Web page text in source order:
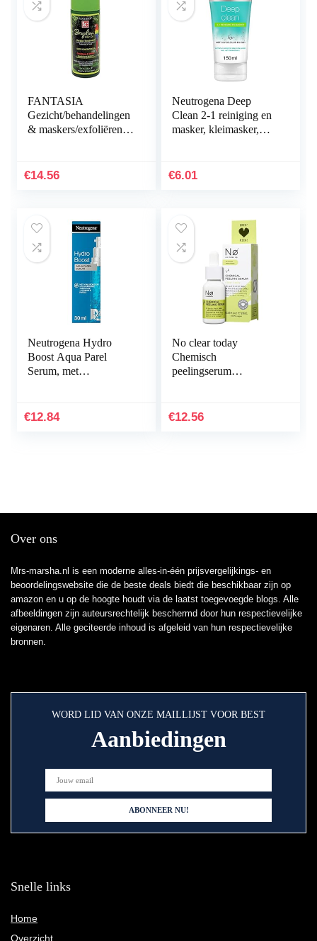
FANTASIA
Gezicht/behandelingen
& maskers/exfoliëren &
€14.56
Neutrogena Deep
Clean 2-1 reiniging en
masker, kleimasker,
gezichtsmasker met…
€6.01
Neutrogena Hydro
Boost Aqua Parel
Serum, met
de vermoeide huid met
€12.84
No clear today
Chemisch
peelingserum
vermindert roodheid en
€12.56
Over ons
Mrs-marsha.nl is een moderne alles-in-één prijsvergelijkings- en
beoordelingswebsite die de beste deals biedt die beschikbaar zijn op
amazon en u op de hoogte houdt via de laatst toegevoegde blogs. Alle
afbeeldingen zijn auteursrechtelijk beschermd door hun respectievelijke
eigenaren. Alle geciteerde inhoud is afgeleid van hun respectievelijke
bronnen.
WORD LID VAN ONZE MAILLIJST VOOR BEST
Aanbiedingen
Snelle links
Home
Overzicht